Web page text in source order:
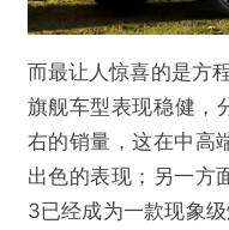
欺诈
不实信息
而最让人惊喜的是方
旗舰车型表现稳健，
右的销量，这在中高
出色的表现；另一方
3已经成为一款现象